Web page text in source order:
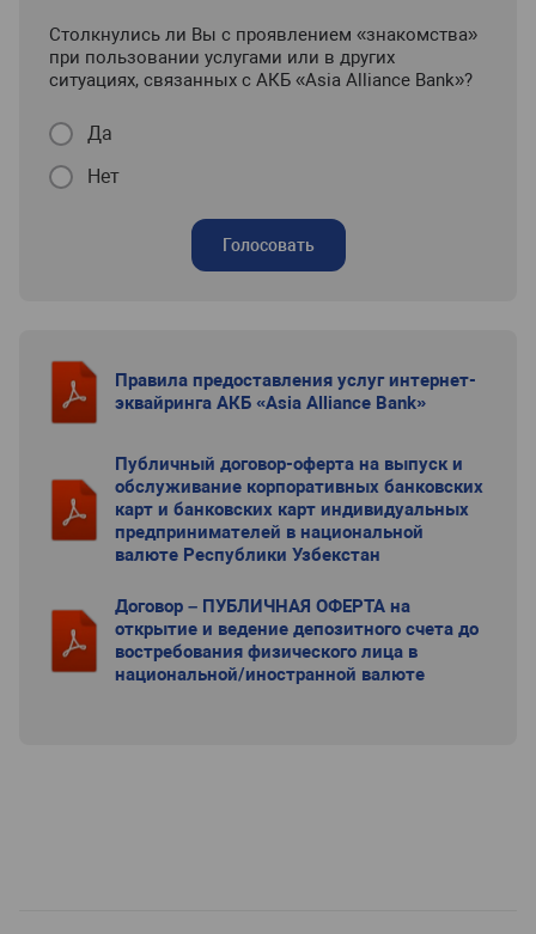
Столкнулись ли Вы с проявлением «знакомства»
при пользовании услугами или в других
ситуациях, связанных с АКБ «Asia Alliance Bank»?
Да
Нет
Голосовать
Правила предоставления услуг интернет-
эквайринга АКБ «Asia Alliance Bank»
Публичный договор-оферта на выпуск и
обслуживание корпоративных банковских
карт и банковских карт индивидуальных
предпринимателей в национальной
валюте Республики Узбекстан
Договор – ПУБЛИЧНАЯ ОФЕРТА на
открытие и ведение депозитного счета до
востребования физического лица в
национальной/иностранной валюте